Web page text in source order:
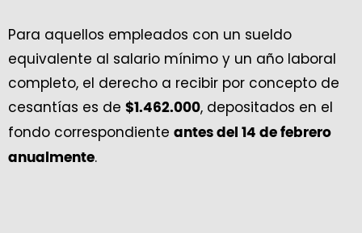
Para aquellos empleados con un sueldo
equivalente al salario mínimo y un año laboral
completo, el derecho a recibir por concepto de
cesantías es de $1.462.000, depositados en el
fondo correspondiente antes del 14 de febrero
anualmente.